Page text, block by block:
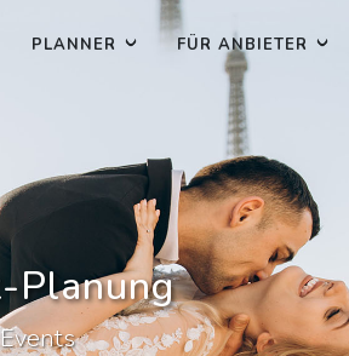
PLANNER FÜR ANBIETER
Planung